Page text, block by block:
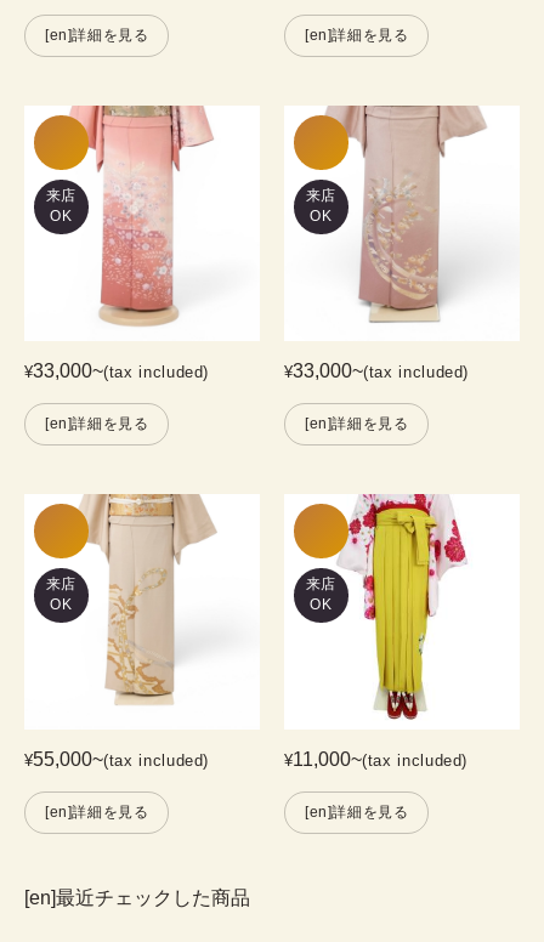
[en]詳細を見る [en]詳細を見る
来店
OK
¥33,000~(tax included)
[en]詳細を見る
来店
OK
¥33,000~(tax included)
[en]詳細を見る
来店
OK
¥55,000~(tax included)
[en]詳細を見る
来店
OK
¥11,000~(tax included)
[en]詳細を見る
[en]最近チェックした商品